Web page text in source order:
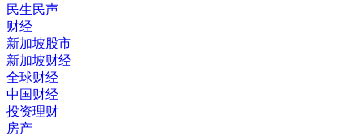
民生民声
财经
新加坡股市
新加坡财经
全球财经
中国财经
投资理财
房产